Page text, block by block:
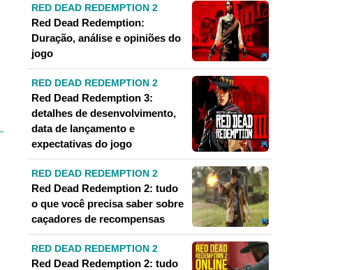
RED DEAD REDEMPTION 2
Red Dead Redemption:
Duração, análise e opiniões do
jogo
RED DEAD REDEMPTION 2
Red Dead Redemption 3:
detalhes de desenvolvimento,
data de lançamento e
expectativas do jogo
RED DEAD REDEMPTION 2
Red Dead Redemption 2: tudo
o que você precisa saber sobre
caçadores de recompensas
RED DEAD REDEMPTION 2
Red Dead Redemption 2: tudo